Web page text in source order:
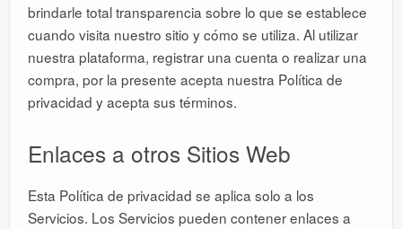
brindarle total transparencia sobre lo que se establece
cuando visita nuestro sitio y cómo se utiliza. Al utilizar
nuestra plataforma, registrar una cuenta o realizar una
compra, por la presente acepta nuestra Política de
privacidad y acepta sus términos.
Enlaces a otros Sitios Web
Esta Política de privacidad se aplica solo a los
Servicios. Los Servicios pueden contener enlaces a